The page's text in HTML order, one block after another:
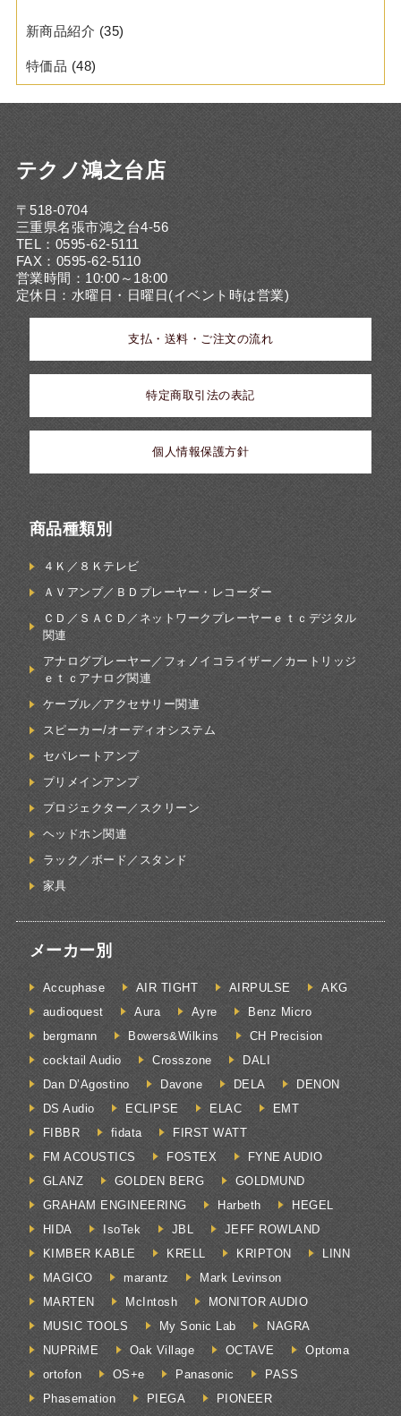
新商品紹介 (35)
特価品 (48)
テクノ鴻之台店
〒518-0704
三重県名張市鴻之台4-56
TEL：0595-62-5111
FAX：0595-62-5110
営業時間：10:00～18:00
定休日：水曜日・日曜日(イベント時は営業)
支払・送料・ご注文の流れ
特定商取引法の表記
個人情報保護方針
商品種類別
４Ｋ／８Ｋテレビ
ＡＶアンプ／ＢＤプレーヤー・レコーダー
ＣＤ／ＳＡＣＤ／ネットワークプレーヤーｅｔｃデジタル
関連
アナログプレーヤー／フォノイコライザー／カートリッジ
ｅｔｃアナログ関連
ケーブル／アクセサリー関連
スピーカー/オーディオシステム
セパレートアンプ
プリメインアンプ
プロジェクター／スクリーン
ヘッドホン関連
ラック／ボード／スタンド
家具
メーカー別
Accuphase AIR TIGHT AIRPULSE
AKG
audioquest
Aura Ayre
Benz Micro
bergmann
Bowers&Wilkins
CH Precision
cocktail Audio
Crosszone
DALI
Dan D’Agostino
Davone DELA
DENON
DS Audio
ECLIPSE ELAC
EMT
FIBBR
fidata
FIRST WATT
FM ACOUSTICS
FOSTEX
FYNE AUDIO
GLANZ
GOLDEN BERG
GOLDMUND
GRAHAM ENGINEERING
Harbeth
HEGEL
HIDA
IsoTek JBL
JEFF ROWLAND
KIMBER KABLE
KRELL KRIPTON
LINN
MAGICO
marantz
Mark Levinson
MARTEN
McIntosh
MONITOR AUDIO
MUSIC TOOLS
My Sonic Lab
NAGRA
NUPRiME
Oak Village OCTAVE
Optoma
ortofon
OS+e Panasonic
PASS
Phasemation
PIEGA PIONEER